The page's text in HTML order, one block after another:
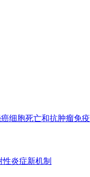
细胞死亡和抗肿瘤免疫
炎症新机制